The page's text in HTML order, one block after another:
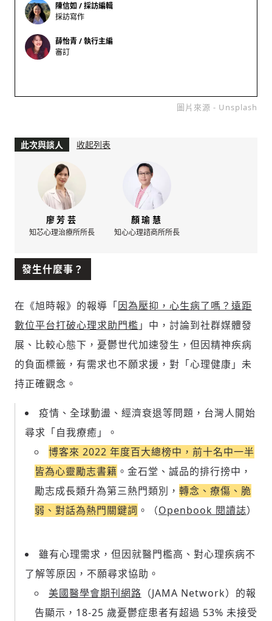
陳信如 / 採訪編輯
採訪寫作
薛怡青 / 執行主編
審訂
圖片來源 - Unsplash
此次與談人 收起列表
廖芳芸
知芯心理治療所所長
顏瑜慧
知心心理諮商所所長
發生什麼事？
在《旭時報》的報導「因為壓抑，心生病了嗎？遠距
數位平台打破心理求助門檻 」中，討論到社群媒體發
展、比較心態下，憂鬱世代加速發生，但因精神疾病
的負面標籤，有需求也不願求援，對「心理健康」未
持正確觀念。
疫情、全球動盪、經濟衰退等問題，台灣人開始
尋求「自我療癒」。
博客來 2022 年度百大總榜中，前十名中一半
皆為心靈勵志書籍 。金石堂、誠品的排行搒中，
勵志成長類升為第三熱門類別， 轉念、療傷、脆
弱、對話為熱門關鍵詞 。（Openbook 閱讀誌）
雖有心理需求，但因就醫門檻高、對心理疾病不
了解等原因，不願尋求協助。
美國醫學會期刊網路 （JAMA Network）的報
告顯示，18-25 歲憂鬱症患者有超過 53% 未接受